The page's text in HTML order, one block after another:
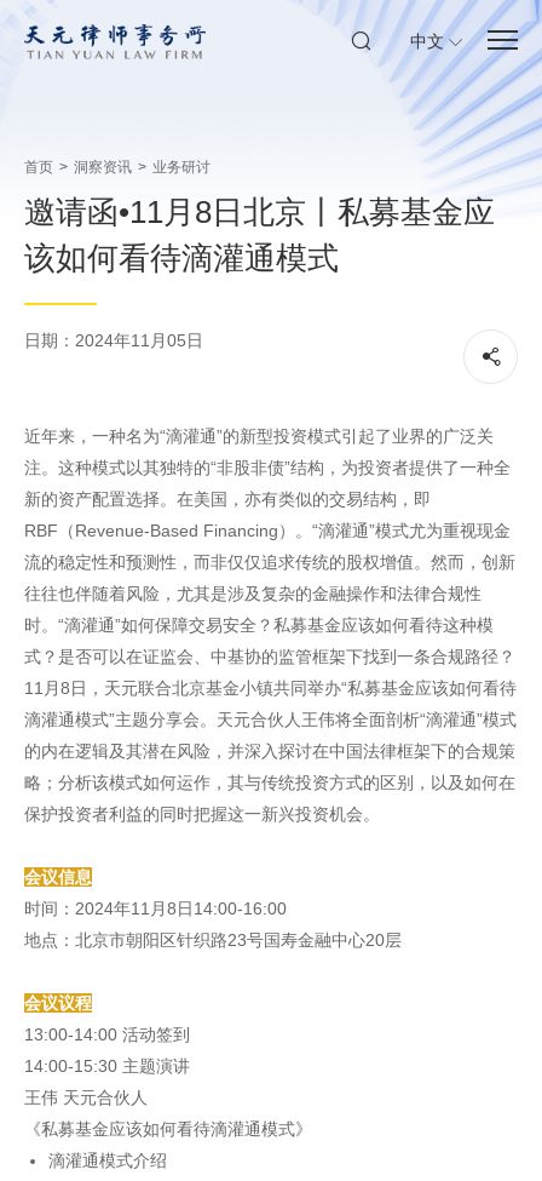
中文
首页 > 洞察资讯 > 业务研讨
邀请函•11月8日北京丨私募基金应
该如何看待滴灌通模式
日期：2024年11月05日
近年来，一种名为“滴灌通”的新型投资模式引起了业界的广泛关
注。这种模式以其独特的“非股非债”结构，为投资者提供了一种全
新的资产配置选择。在美国，亦有类似的交易结构，即
RBF（Revenue-Based Financing）。“滴灌通”模式尤为重视现金
流的稳定性和预测性，而非仅仅追求传统的股权增值。然而，创新
往往也伴随着风险，尤其是涉及复杂的金融操作和法律合规性
时。“滴灌通”如何保障交易安全？私募基金应该如何看待这种模
式？是否可以在证监会、中基协的监管框架下找到一条合规路径？
11月8日，天元联合北京基金小镇共同举办“私募基金应该如何看待
滴灌通模式”主题分享会。天元合伙人王伟将全面剖析“滴灌通”模式
的内在逻辑及其潜在风险，并深入探讨在中国法律框架下的合规策
略；分析该模式如何运作，其与传统投资方式的区别，以及如何在
保护投资者利益的同时把握这一新兴投资机会。
会议信息
时间：2024年11月8日14:00-16:00
地点：北京市朝阳区针织路23号国寿金融中心20层
会议议程
13:00-14:00 活动签到
14:00-15:30 主题演讲
王伟 天元合伙人
《私募基金应该如何看待滴灌通模式》
滴灌通模式介绍